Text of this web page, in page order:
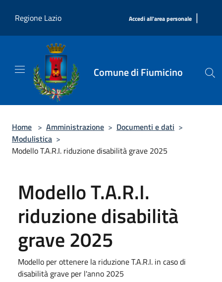
Regione Lazio
Accedi all'area personale |
Comune di Fiumicino
Home > Amministrazione > Documenti e dati >
Modulistica >
Modello T.A.R.I. riduzione disabilità grave 2025
Modello T.A.R.I.
riduzione disabilità
grave 2025
Modello per ottenere la riduzione T.A.R.I. in caso di
disabilità grave per l'anno 2025